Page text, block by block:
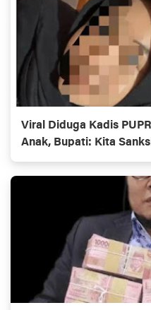
Viral Diduga Kadis
Anak, Bupati: Kita